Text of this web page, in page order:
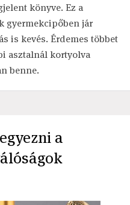
könyve. Ez a
gyermekcipőben jár
is kevés. Érdemes többet
asztalnál kortyolva
benne.
a